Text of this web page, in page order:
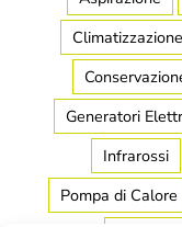
Climatizzazione
Generatori
Infrarossi
Pompa di Calore